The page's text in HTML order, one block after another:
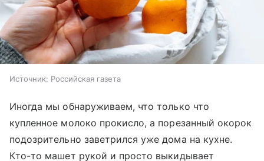
Источник: Российская газета
Иногда мы обнаруживаем, что только что
купленное молоко прокисло, а порезанный окорок
подозрительно заветрился уже дома на кухне.
Кто-то машет рукой и просто выкидывает